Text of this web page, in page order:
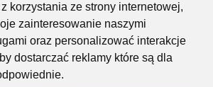
korzystania ze strony internetowej,
zainteresowanie naszymi
oraz personalizować interakcje
dostarczać reklamy które są dla
.